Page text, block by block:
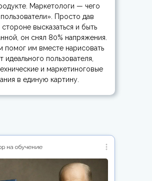
Маркетологи — чего
Просто дав
высказаться и быть
он снял 80% напряжения.
помог им вместе нарисовать
идеального пользователя,
и маркетиноговые
в единую картину.
на обучение